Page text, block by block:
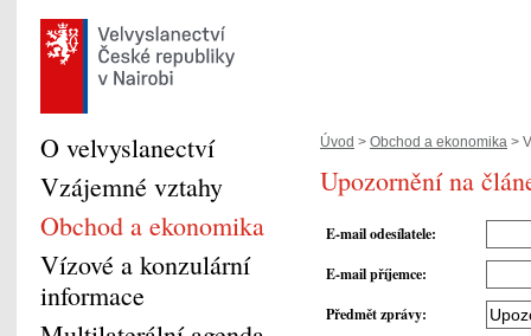
Úvod > Obchod a ekonomika >
Upozornění na
E-mail odesílatele:
E-mail příjemce:
Předmět zprávy:
O velvyslanectví
Vzájemné vztahy
Obchod a ekonomika
Vízové a konzulární
informace